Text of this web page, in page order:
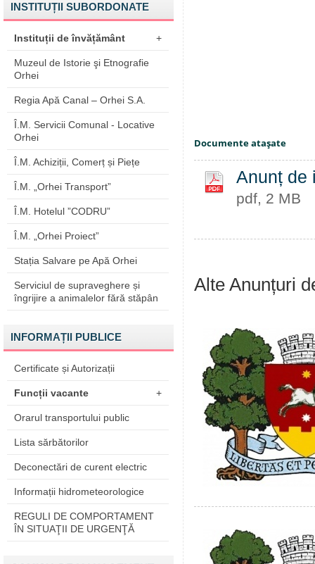
INSTITUȚII SUBORDONATE
Instituții de învățământ +
Muzeul de Istorie şi Etnografie
Orhei
Regia Apă Canal – Orhei S.A.
Î.M. Servicii Comunal - Locative
Orhei
Î.M. Achiziții, Comerț și Piețe
Î.M. „Orhei Transport”
Î.M. Hotelul ”CODRU”
Î.M. „Orhei Proiect”
Stația Salvare pe Apă Orhei
Serviciul de supraveghere și
îngrijire a animalelor fără stăpân
INFORMAȚII PUBLICE
Certificate și Autorizații
Funcții vacante +
Orarul transportului public
Lista sărbătorilor
Deconectări de curent electric
Informații hidrometeorologice
REGULI DE COMPORTAMENT
ÎN SITUAŢII DE URGENŢĂ
Documente ataşate
Anunț de
pdf, 2 MB
Alte Anunțuri